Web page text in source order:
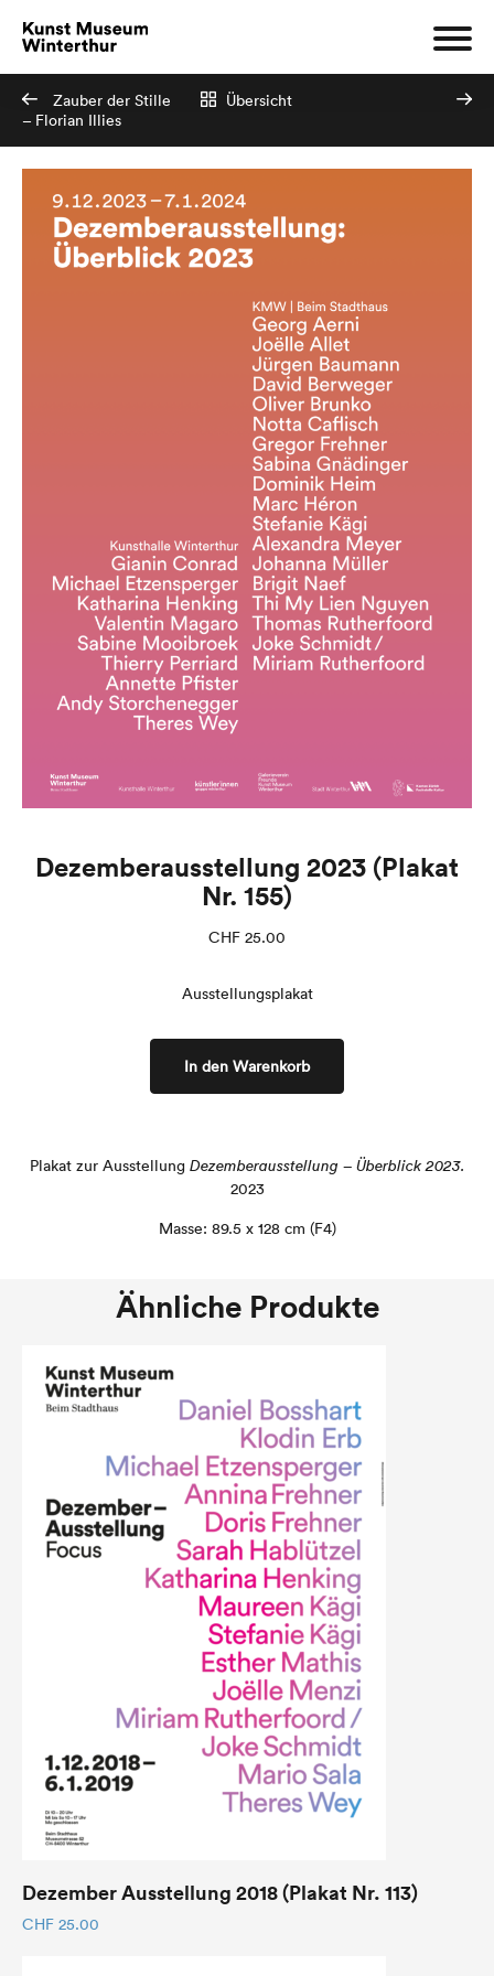
Zauber der Stille
– Florian Illies
Übersicht
Dezemberausstellung 2023 (Plakat
Nr. 155)
CHF 25.00
Ausstellungsplakat
In den Warenkorb
Plakat zur Ausstellung Dezemberausstellung – Überblick 2023.
2023
Masse: 89.5 x 128 cm (F4)
Ähnliche Produkte
Dezember Ausstellung 2018 (Plakat Nr. 113)
CHF 25.00